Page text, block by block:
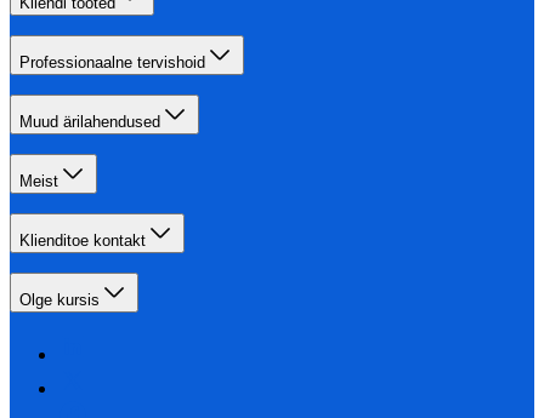
Professionaalne tervishoid
Muud ärilahendused
Meist
Klienditoe kontakt
Olge kursis